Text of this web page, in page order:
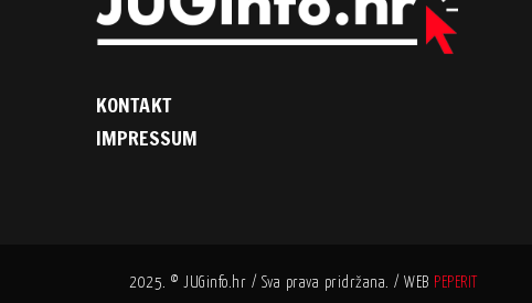
KONTAKT
IMPRESSUM
2025. © JUGinfo.hr / Sva prava pridržana. / WEB PEPERIT